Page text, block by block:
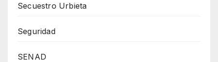
Secuestro Urbieta
Seguridad
SENAD